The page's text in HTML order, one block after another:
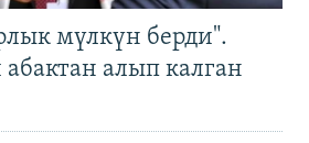
мүлкүн берди".
алып калган